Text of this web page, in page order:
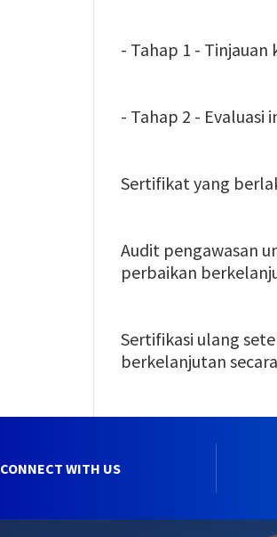
- Tahap 1 -
- Tahap 2 -
Sertifikat yang
Audit pengawasan
perbaikan
Sertifikasi ulang
berkelanjutan
CONNECT WITH US